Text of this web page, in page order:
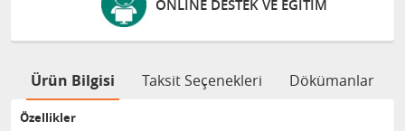
ONLINE DESTEK VE EĞITIM
Ürün Bilgisi Taksit Seçenekleri Dökümanlar
Özellikler